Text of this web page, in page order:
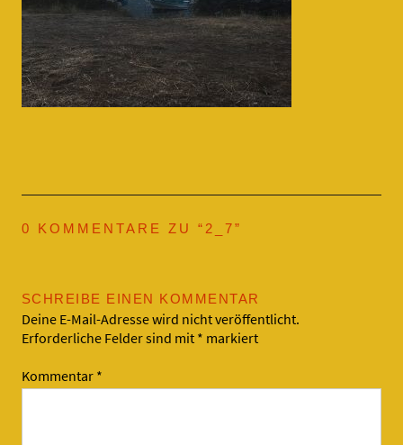
0 KOMMENTARE ZU “ 2_7”
SCHREIBE EINEN KOMMENTAR
Deine E-Mail-Adresse wird nicht veröffentlicht.
Erforderliche Felder sind mit * markiert
Kommentar *